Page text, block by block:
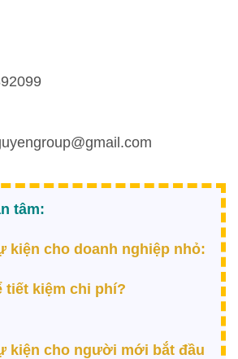
tâm:
kiện cho doanh nghiệp nhỏ:
tiết kiệm chi phí?
kiện cho người mới bắt đầu